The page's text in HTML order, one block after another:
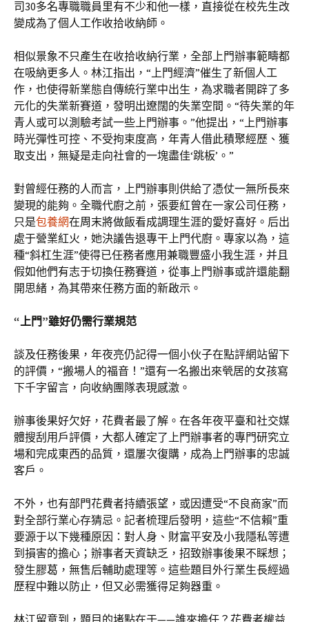
司30多名專職職員里有不少和他一樣，直接從在校先生改
變成為了個人工作收拾收納師。
相似景象不只產生在收拾收納行業，全部上門辦事範疇都
在吸納更多人。林江指出，“上門經濟”催生了新個人工
作，也使得新業態自傳統行業中出生，為求職者開辟了多
元化的失業新賽道，發明出遼闊的失業空間。“待失業的年
青人或可以測驗考試一些上門辦事。”他提出，“上門辦事
時光彈性可控、不受拘束度高，年青人借此積聚經歷、獲
取支出，無疑是走向社會的一塊盡佳‘跳板’。”
對曾經任務的人而言，上門辦事則供給了憑仗一無所長來
變現的能夠。全職代廚之前，張要紅曾在一家公司任務，
只是包養網在周末將做飯看成調理生涯的愛好喜好。后出
處于營業紅火，她決議告退專干上門代廚。專家以為，這
種“斜杠生涯”使得已任務者應用兼職豐盛小我生涯，并且
假如他們有志于切換任務賽道，從事上門辦事或許還能翻
開思緒，為其帶來任務方面的新啟示。
“上門”雖好仍需行業規范
談及任務後果，年夜亮仍記得一個小伙子在點評網站留下
的評價，“搬場人的福音！”還有一名搬出來煢居的女孩寫
下千字留言，向收納團隊表現感激。
辦事後果好欠好，花費者最了解。在各年夜平臺和社交媒
體搜刮用戶評價，大都人確定了上門辦事者的專門研究立
場和完成東西的品質，還屢次復購，成為上門辦事的忠誠
客戶。
不外，也有部門花費者持續張望，或因遭受“不良商家”而
對全部行業心存猜忌。記者梳理后發明，這些“不信賴”重
要源于以下幾種原因：對人身、財富平安及小我隱私等遭
到損害的擔心；辦事者天資缺乏，招致辦事後果不睬想；
發生膠葛，無售后輔助處理等。這些題目外行業生長經過
歷程中難以防止，但又必需獲得足夠器重。
林江留意到，題目的堵點在于——誰來擔任？花費者權益